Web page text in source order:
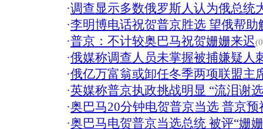
·调查显示多数俄罗斯人认为俄总统
·李明博电话祝贺普京胜选 望俄帮助
·普京：不计较奥巴马祝贺姗姗来迟
·俄媒称调查人员未掌握被捕嫌疑人
·俄亿万富翁或卸任冬季两项联盟主
·英媒称普京执政挑战明显 “流泪谢
·奥巴马20分钟电贺普京当选 普京
·奥巴马电贺普京当选总统 被评“姗